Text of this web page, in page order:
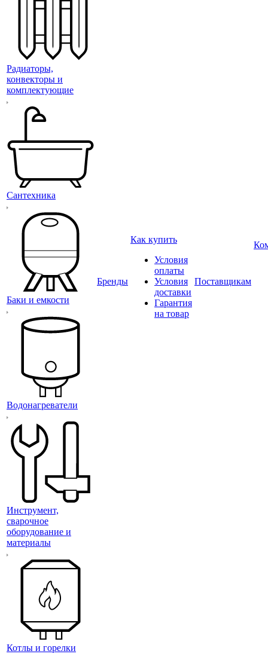
Радиаторы,
конвекторы и
комплектующие
Сантехника
Баки и емкости
Водонагреватели
Инструмент,
сварочное
оборудование и
материалы
Котлы и горелки
Бренды
Как купить
Условия
оплаты
Условия
доставки
Гарантия
на товар
Поставщикам